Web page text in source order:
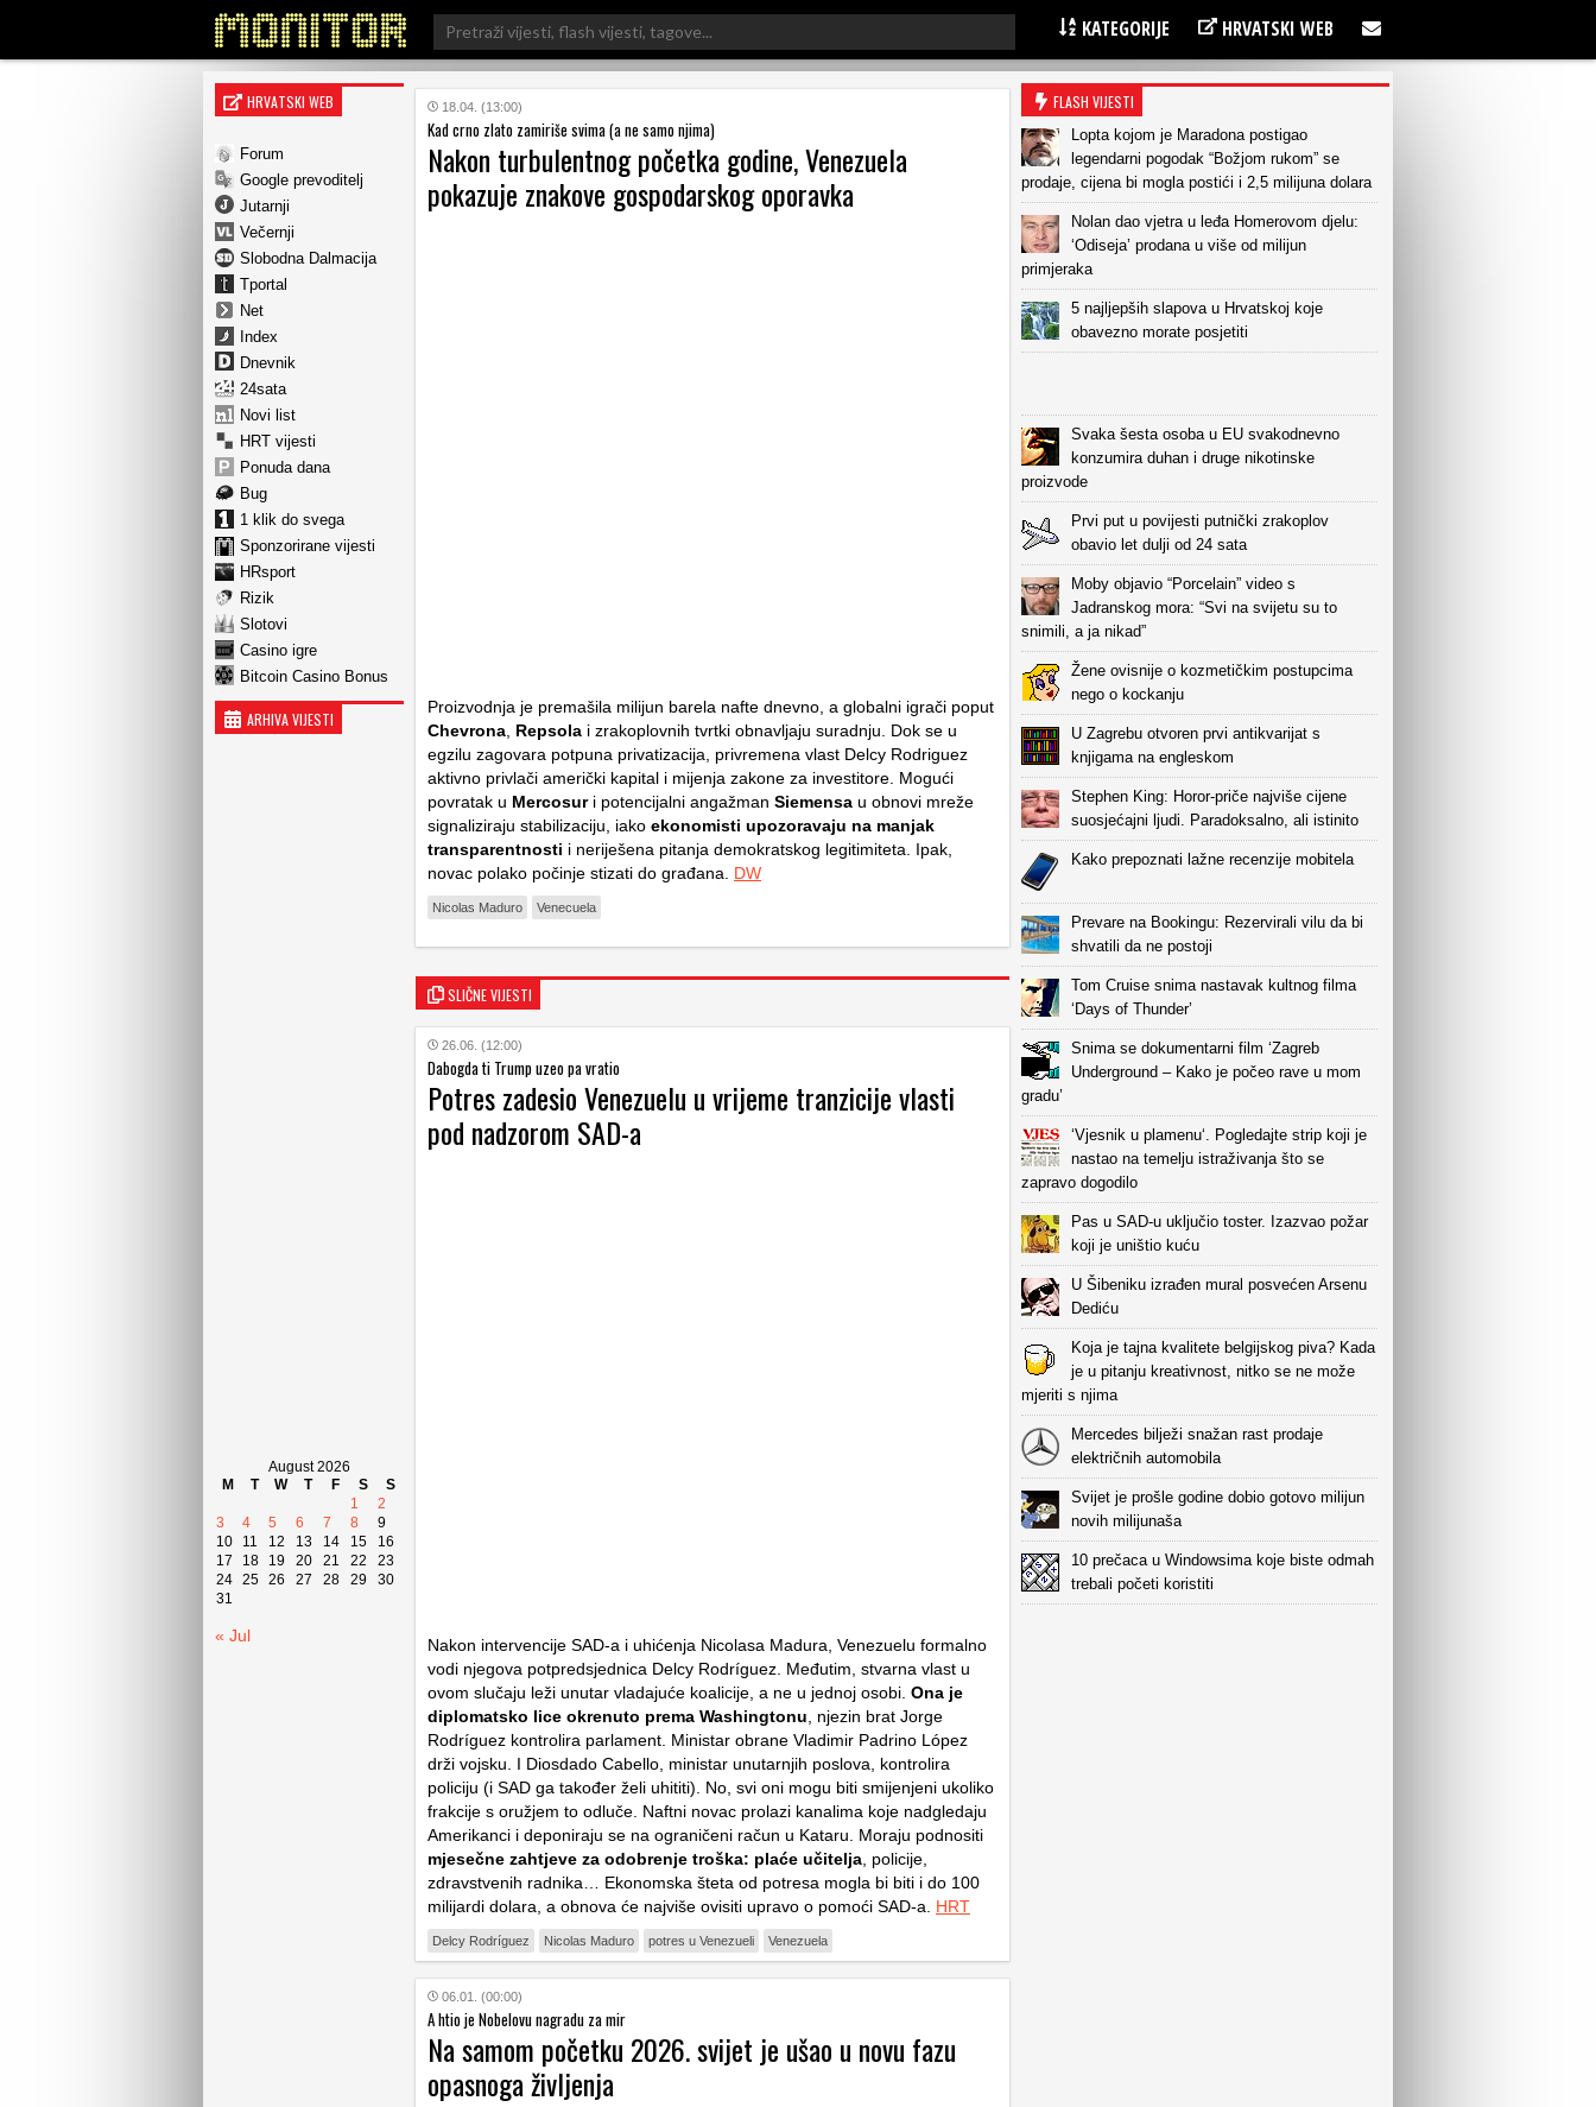
Search
for:
KATEGORIJE HRVATSKI WEB
HRVATSKI WEB
Forum
Google prevoditelj
Jutarnji
Večernji
Slobodna Dalmacija
Tportal
Net
Index
Dnevnik
24sata
Novi list
HRT vijesti
Ponuda dana
Bug
1 klik do svega
Sponzorirane vijesti
HRsport
Rizik
Slotovi
Casino igre
Bitcoin Casino Bonus
ARHIVA VIJESTI
August 2026
M
T W T F S
S
1
2
3
4 5 6 7 8
9
10
11 12 13 14 15
16
17
18 19 20 21 22
23
24 25 26 27 28 29
30
31
« Jul
18.04. (13:00)
Kad crno zlato zamiriše svima (a ne samo njima)
Nakon turbulentnog početka godine, Venezuela
pokazuje znakove gospodarskog oporavka
Proizvodnja je premašila milijun barela nafte dnevno, a globalni igrači poput
Chevrona Repsola i zrakoplovnih tvrtki obnavljaju suradnju. Dok se u
egzilu zagovara potpuna privatizacija, privremena vlast Delcy Rodriguez
aktivno privlači američki kapital i mijenja zakone za investitore. Mogući
povratak u Mercosuri potencijalni angažman Siemensa u obnovi mreže
signaliziraju stabilizaciju, iako ekonomisti upozoravaju na manjak
transparentnosti i neriješena pitanja demokratskog legitimiteta. Ipak,
novac polako počinje stizati do građana. DW
Nicolas Maduro Venecuela
SLIČNE VIJESTI
26.06. (12:00)
Dabogda ti Trump uzeo pa vratio
Potres zadesio Venezuelu u vrijeme tranzicije vlasti
pod nadzorom SAD-a
Nakon intervencije SAD-a i uhićenja Nicolasa Madura, Venezuelu formalno
vodi njegova potpredsjednica Delcy Rodríguez. Međutim, stvarna vlast u
ovom slučaju leži unutar vladajuće koalicije, a ne u jednoj osobi. Ona je
diplomatsko lice okrenuto prema Washingtonu , njezin brat Jorge
Rodríguez kontrolira parlament. Ministar obrane Vladimir Padrino López
drži vojsku. I Diosdado Cabello, ministar unutarnjih poslova, kontrolira
policiju (i SAD ga također želi uhititi). No, svi oni mogu biti smijenjeni ukoliko
frakcije s oružjem to odluče. Naftni novac prolazi kanalima koje nadgledaju
Amerikanci i deponiraju se na ograničeni račun u Kataru. Moraju podnositi
mjesečne zahtjeve za odobrenje troška: plaće učitelja , policije,
zdravstvenih radnika… Ekonomska šteta od potresa mogla bi biti i do 100
milijardi dolara, a obnova će najviše ovisiti upravo o pomoći SAD-a. HRT
Delcy Rodríguez Nicolas Maduro potres u Venezueli Venezuela
06.01. (00:00)
A htio je Nobelovu nagradu za mir
Na samom početku 2026. svijet je ušao u novu fazu
opasnoga življenja
FLASH VIJESTI
Lopta kojom je Maradona postigao
legendarni pogodak “Božjom rukom” se
prodaje, cijena bi mogla postići i 2,5 milijuna dolara
Nolan dao vjetra u leđa Homerovom djelu:
‘Odiseja’ prodana u više od milijun
primjeraka
5 najljepših slapova u Hrvatskoj koje
obavezno morate posjetiti
Svaka šesta osoba u EU svakodnevno
konzumira duhan i druge nikotinske
proizvode
Prvi put u povijesti putnički zrakoplov
obavio let dulji od 24 sata
Moby objavio “Porcelain” video s
Jadranskog mora: “Svi na svijetu su to
snimili, a ja nikad”
Žene ovisnije o kozmetičkim postupcima
nego o kockanju
U Zagrebu otvoren prvi antikvarijat s
knjigama na engleskom
Stephen King: Horor-priče najviše cijene
suosjećajni ljudi. Paradoksalno, ali istinito
Kako prepoznati lažne recenzije mobitela
Prevare na Bookingu: Rezervirali vilu da bi
shvatili da ne postoji
Tom Cruise snima nastavak kultnog filma
‘Days of Thunder’
Snima se dokumentarni film ‘Zagreb
Underground – Kako je počeo rave u mom
gradu’
‘Vjesnik u plamenu‘. Pogledajte strip koji je
nastao na temelju istraživanja što se
zapravo dogodilo
Pas u SAD-u uključio toster. Izazvao požar
koji je uništio kuću
U Šibeniku izrađen mural posvećen Arsenu
Dediću
Koja je tajna kvalitete belgijskog piva? Kada
je u pitanju kreativnost, nitko se ne može
mjeriti s njima
Mercedes bilježi snažan rast prodaje
električnih automobila
Svijet je prošle godine dobio gotovo milijun
novih milijunaša
10 prečaca u Windowsima koje biste odmah
trebali početi koristiti